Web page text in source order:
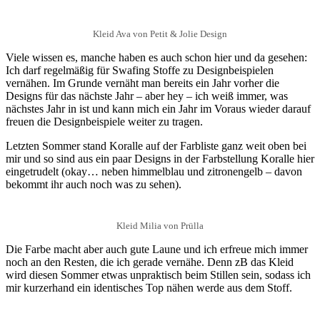
Kleid Ava von Petit & Jolie Design
Viele wissen es, manche haben es auch schon hier und da gesehen:
Ich darf regelmäßig für Swafing Stoffe zu Designbeispielen
vernähen. Im Grunde vernäht man bereits ein Jahr vorher die
Designs für das nächste Jahr – aber hey – ich weiß immer, was
nächstes Jahr in ist und kann mich ein Jahr im Voraus wieder darauf
freuen die Designbeispiele weiter zu tragen.
Letzten Sommer stand Koralle auf der Farbliste ganz weit oben bei
mir und so sind aus ein paar Designs in der Farbstellung Koralle hier
eingetrudelt (okay… neben himmelblau und zitronengelb – davon
bekommt ihr auch noch was zu sehen).
Kleid Milia von Prülla
Die Farbe macht aber auch gute Laune und ich erfreue mich immer
noch an den Resten, die ich gerade vernähe. Denn zB das Kleid
wird diesen Sommer etwas unpraktisch beim Stillen sein, sodass ich
mir kurzerhand ein identisches Top nähen werde aus dem Stoff.